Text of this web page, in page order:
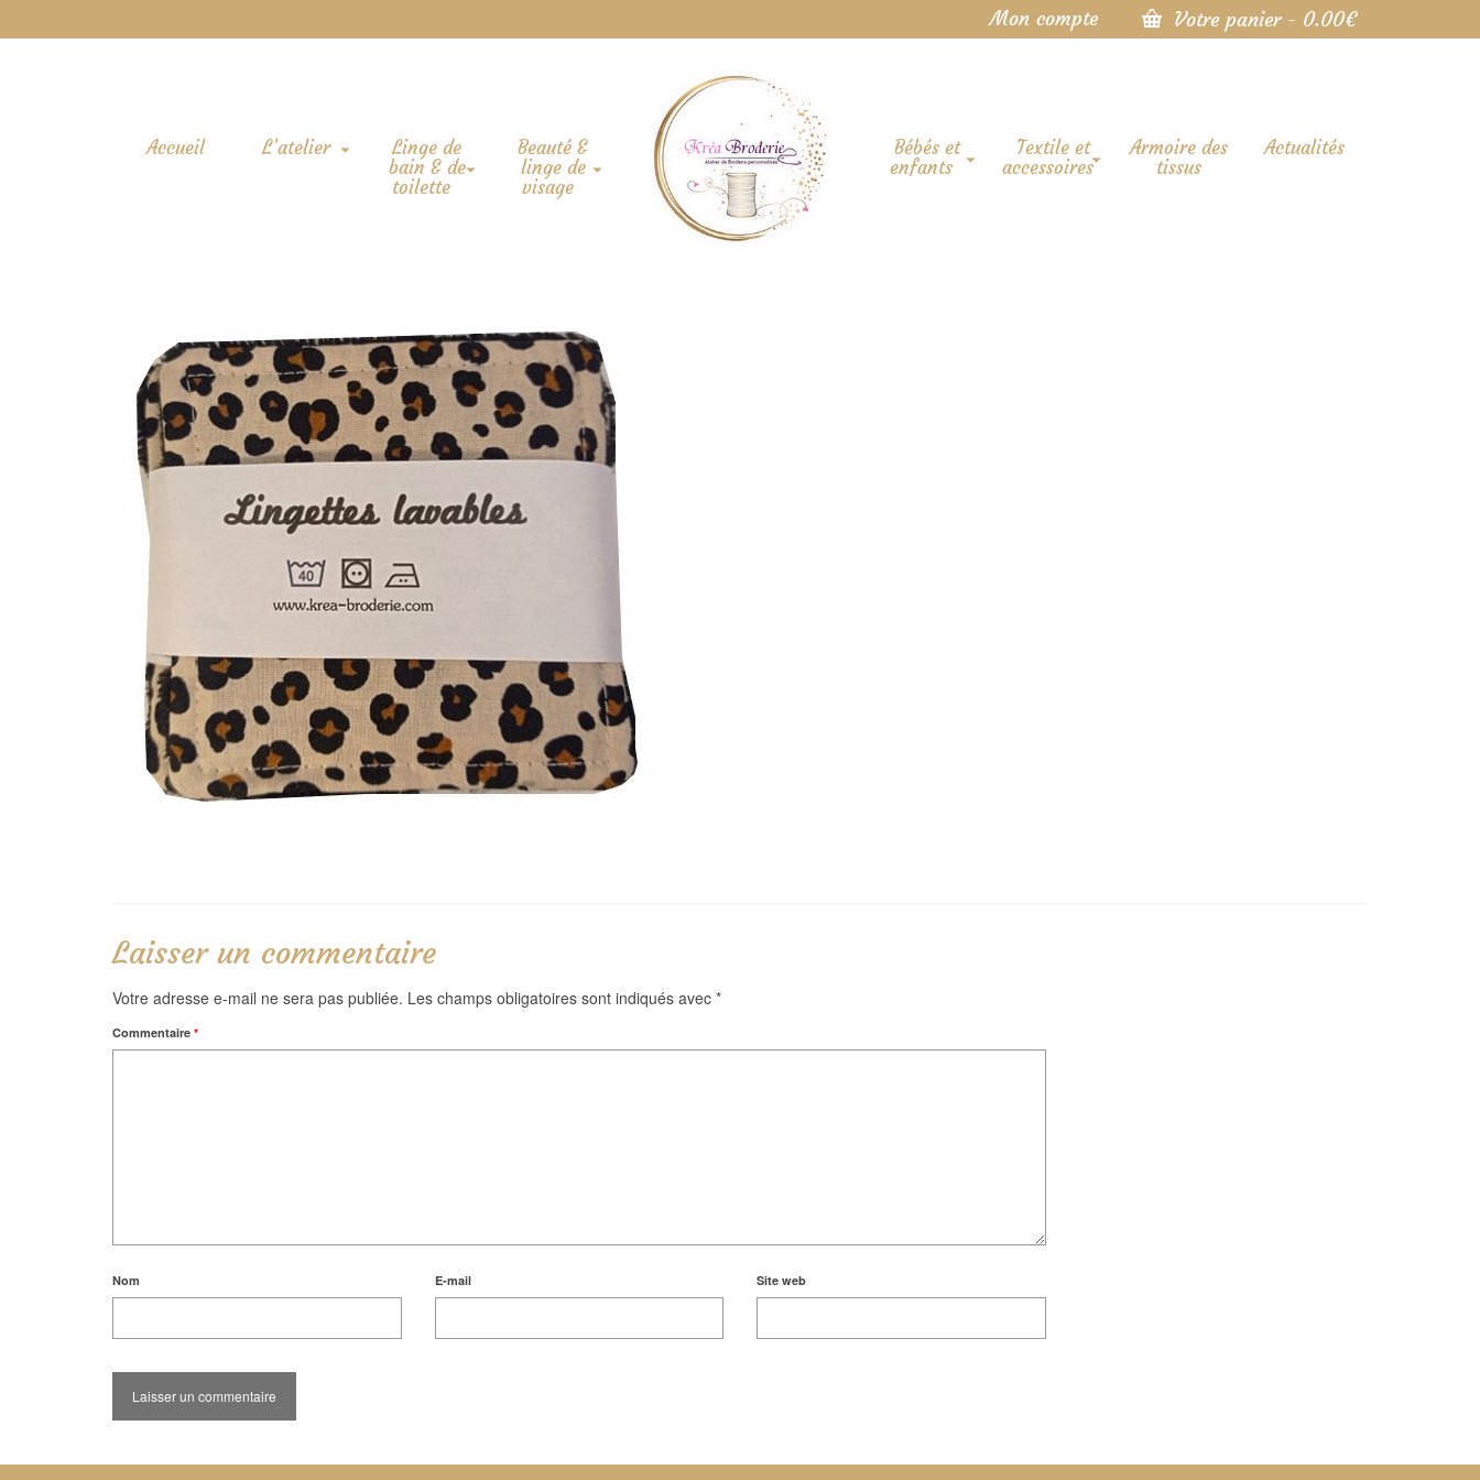
Mon compte Votre panier - 0.00€
Accueil L’atelier
Linge de
bain & de
toilette
Beauté &
linge de
visage
Bébés et
enfants
Textile et
accessoires
Armoire des
tissus
Actualités
Laisser un commentaire
Votre adresse e-mail ne sera pas publiée. Les champs obligatoires sont indiqués avec *
Commentaire *
Nom E-mail Site web